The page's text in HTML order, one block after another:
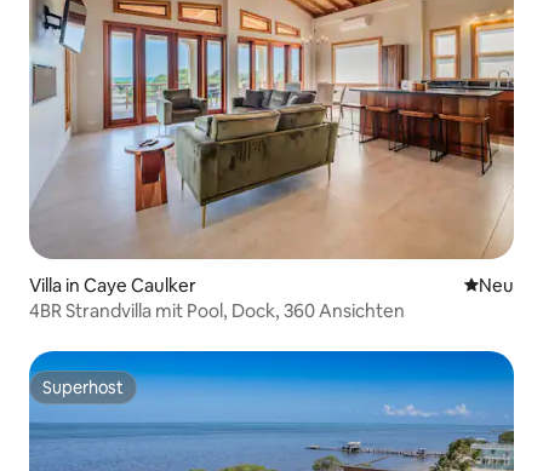
Villa in Caye Caulker Neue
Neu
4BR Strandvilla mit Pool, Dock, 360 Ansichten
Superhost
Superhost